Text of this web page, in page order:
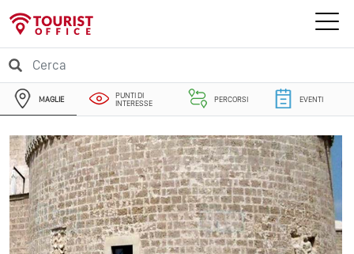
MAGLIE
PUNTI DI
INTERESSE
PERCORSI EVENTI